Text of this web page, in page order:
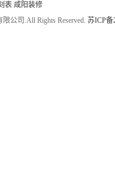
表 咸阳装修
公司.All Rights Reserved. 苏ICP备